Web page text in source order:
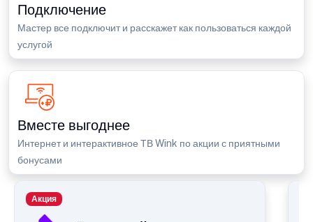
Подключение
Мастер все подключит и расскажет как пользоваться каждой
услугой
Вместе выгоднее
Интернет и интерактивное ТВ Wink по акции с приятными
бонусами
Акция